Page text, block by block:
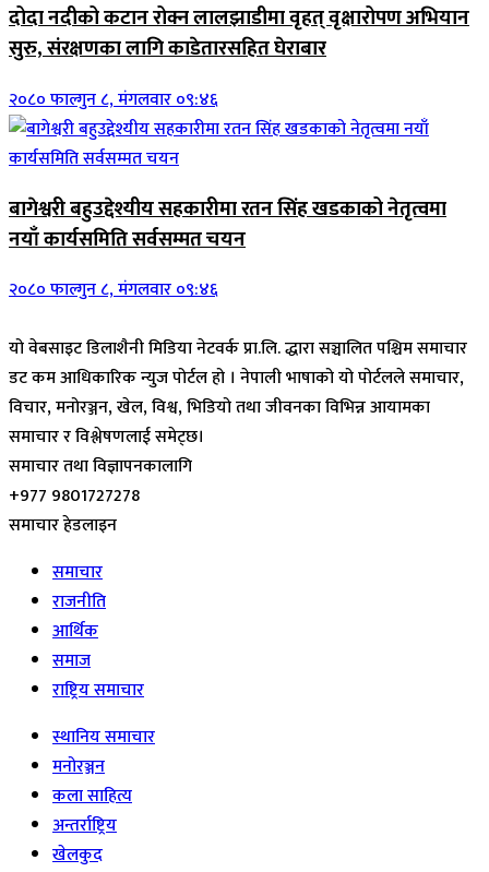
दोदा नदीको कटान रोक्न लालझाडीमा वृहत् वृक्षारोपण अभियान
सुरु, संरक्षणका लागि काडेतारसहित घेराबार
२०८० फाल्गुन ८, मंगलवार ०९:४६
बागेश्वरी बहुउद्देश्यीय सहकारीमा रतन सिंह खडकाको नेतृत्वमा
नयाँ कार्यसमिति सर्वसम्मत चयन
२०८० फाल्गुन ८, मंगलवार ०९:४६
यो वेबसाइट डिलाशैनी मिडिया नेटवर्क प्रा.लि. द्धारा सञ्चालित पश्चिम समाचार
डट कम आधिकारिक न्युज पोर्टल हो । नेपाली भाषाको यो पोर्टलले समाचार,
विचार, मनोरञ्जन, खेल, विश्व, भिडियो तथा जीवनका विभिन्न आयामका
समाचार र विश्लेषणलाई समेट्छ।
समाचार तथा विज्ञापनकालागि
+977 9801727278
समाचार हेडलाइन
समाचार
राजनीति
आर्थिक
समाज
राष्ट्रिय समाचार
स्थानिय समाचार
मनोरञ्जन
कला साहित्य
अन्तर्राष्ट्रिय
खेलकुद